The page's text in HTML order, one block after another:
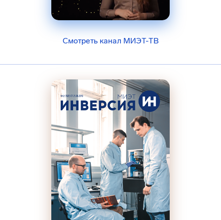
Смотреть канал МИЭТ-ТВ